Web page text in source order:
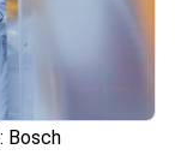
Bosch